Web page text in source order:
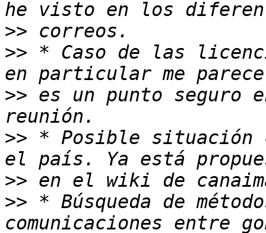
>>
>> * Caso de las
>> es un punto seguro
>> * Posible
>>
>> * Búsqueda de